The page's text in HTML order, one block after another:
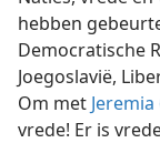
hebben
Democratische
Joegoslavië,
Om met Jeremia
vrede! Er is